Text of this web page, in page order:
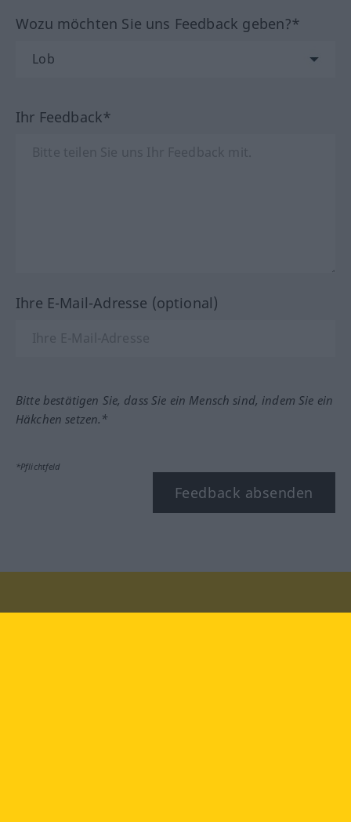
Wozu möchten Sie uns Feedback geben?*
Ihr Feedback*
Ihre E-Mail-Adresse (optional)
Bitte bestätigen Sie, dass Sie ein Mensch sind, indem Sie ein
Häkchen setzen.*
*Pflichtfeld
Feedback absenden